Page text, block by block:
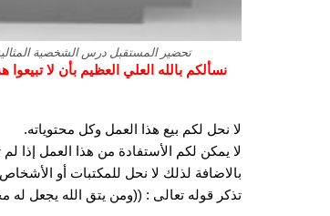
تحضير المستقبل درس الشخصية المثالية
نسألكم بالله العلي العظيم بأن لا
لا نحل لكم بيع هذا العمل وكل محتوياته.
لا يمكن لكم الأستفادة من هذا العمل إذا لم
بالاضافة لذلك لا نحل للمكتبات أو
تذكر قوله تعالى : ((ومن يتق الله يجعل